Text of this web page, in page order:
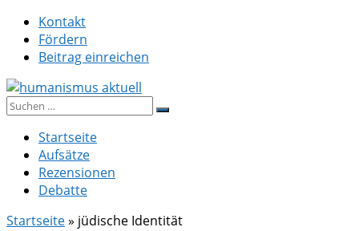
Zum
Inhalt
springen
Kontakt
Fördern
Beitrag einreichen
humanismus aktuell
Suche
Startseite
Aufsätze
Rezensionen
Debatte
Startseite» jüdische Identität